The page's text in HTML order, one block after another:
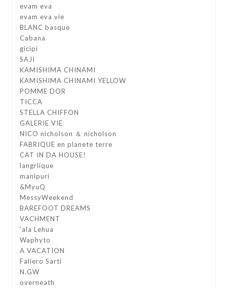
evam eva
evam eva vie
BLANC basque
Cabana
gicipi
SAJI
KAMISHIMA CHINAMI
KAMISHIMA CHINAMI YELLOW
POMME DOR
TICCA
STELLA CHIFFON
GALERIE VIE
NICO nicholson ＆ nicholson
FABRIQUE en planete terre
CAT IN DA HOUSE!
langrlique
manipuri
&MyuQ
MessyWeekend
BAREFOOT DREAMS
VACHMENT
'ala Lehua
Waphyto
A VACATION
Faliero Sarti
N.GW
overneath